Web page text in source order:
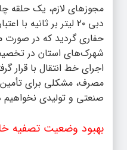
حفاری گردید که در
شهرک‌های استان در
اجرای خط انتقال با قرار
مصرف، مشکلی برای
صنعتی و تولیدی
بهبود وضعیت تصفیه